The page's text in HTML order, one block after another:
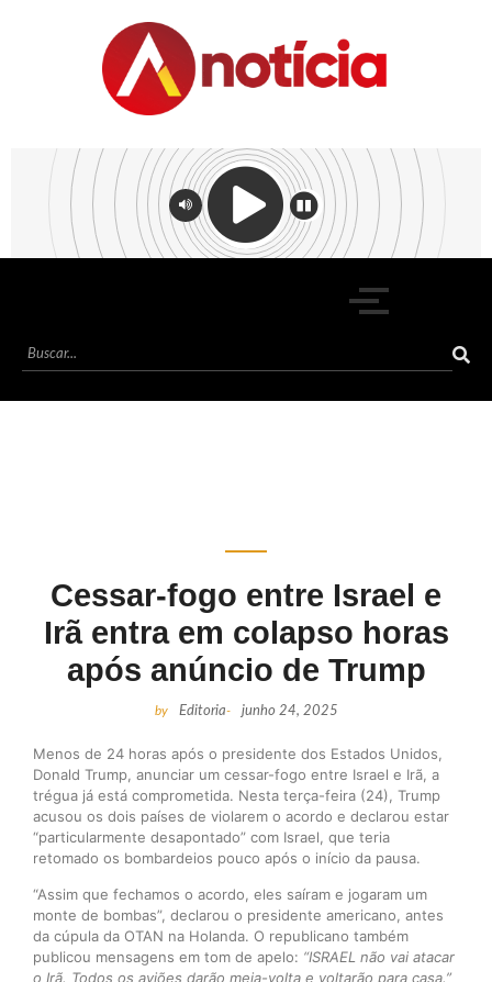
Cessar-fogo entre Israel e
Irã entra em colapso horas
após anúncio de Trump
by Editoria- junho 24, 2025
Menos de 24 horas após o presidente dos Estados Unidos,
Donald Trump, anunciar um cessar-fogo entre Israel e Irã, a
trégua já está comprometida. Nesta terça-feira (24), Trump
acusou os dois países de violarem o acordo e declarou estar
“particularmente desapontado” com Israel, que teria
retomado os bombardeios pouco após o início da pausa.
“Assim que fechamos o acordo, eles saíram e jogaram um
monte de bombas”, declarou o presidente americano, antes
da cúpula da OTAN na Holanda. O republicano também
publicou mensagens em tom de apelo: “ISRAEL não vai atacar
o Irã. Todos os aviões darão meia-volta e voltarão para casa.”